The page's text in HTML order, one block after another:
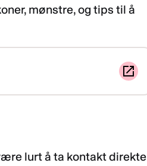
mønstre, og tips til å
lurt å ta kontakt direkte